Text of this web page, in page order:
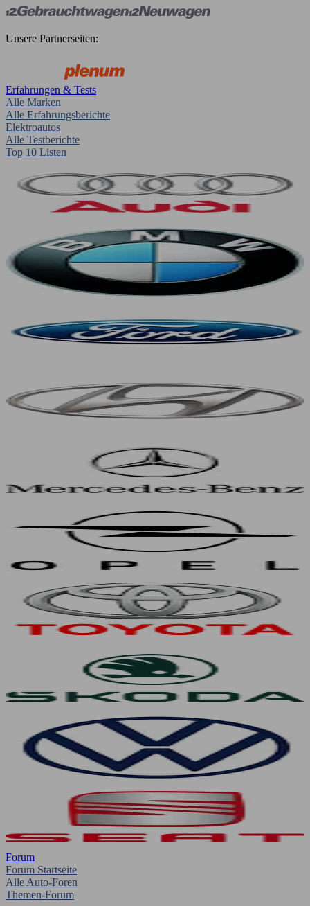
Unsere Partnerseiten:
Erfahrungen & Tests
Alle Marken
Alle Erfahrungsberichte
Elektroautos
Alle Testberichte
Top 10 Listen
Forum
Forum Startseite
Alle Auto-Foren
Themen-Forum